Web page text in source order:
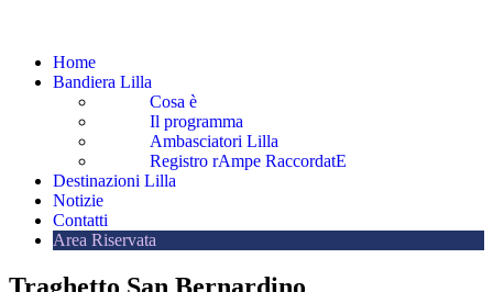
Home
Bandiera Lilla
Cosa è
Il programma
Ambasciatori Lilla
Registro rAmpe RaccordatE
Destinazioni Lilla
Notizie
Contatti
Area Riservata